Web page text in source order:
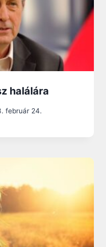
halálára
február 24.